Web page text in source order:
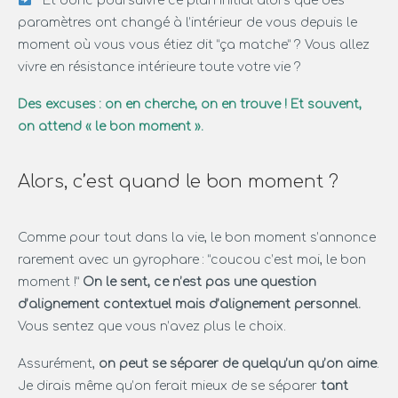
paramètres ont changé à l’intérieur de vous depuis le
moment où vous vous étiez dit “ça matche” ? Vous allez
vivre en résistance intérieure toute votre vie ?
Des excuses : on en cherche, on en trouve ! Et souvent,
on attend « le bon moment ».
Alors, c’est quand le bon moment ?
Comme pour tout dans la vie, le bon moment s’annonce
rarement avec un gyrophare : “coucou c’est moi, le bon
moment !” On le sent, ce n’est pas une question
d’alignement contextuel mais d’alignement personnel.
Vous sentez que vous n’avez plus le choix.
Assurément, on peut se séparer de quelqu’un qu’on aime.
Je dirais même qu’on ferait mieux de se séparer tant